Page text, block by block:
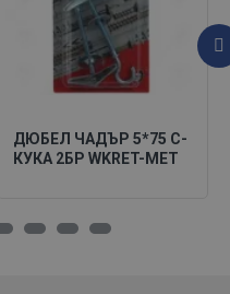
ДЮБЕЛ ЧАДЪР 5*75 C-
КУКА 2БР WKRET-MET